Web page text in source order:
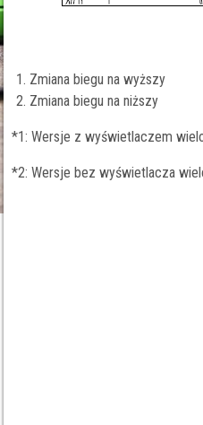
Zmiana biegu na wyższy
Zmiana biegu na niższy
*1: Wersje z wyświetlaczem
*2: Wersje bez wyświetlacza